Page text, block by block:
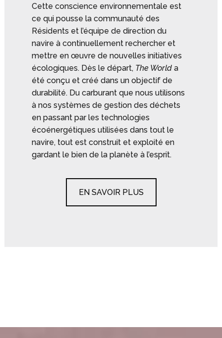
Cette conscience environnementale est
ce qui pousse la communauté des
Résidents et l’équipe de direction du
navire à continuellement rechercher et
mettre en œuvre de nouvelles initiatives
écologiques. Dès le départ, The World a
été conçu et créé dans un objectif de
durabilité. Du carburant que nous utilisons
à nos systèmes de gestion des déchets
en passant par les technologies
écoénergétiques utilisées dans tout le
navire, tout est construit et exploité en
gardant le bien de la planète à l’esprit.
EN SAVOIR PLUS